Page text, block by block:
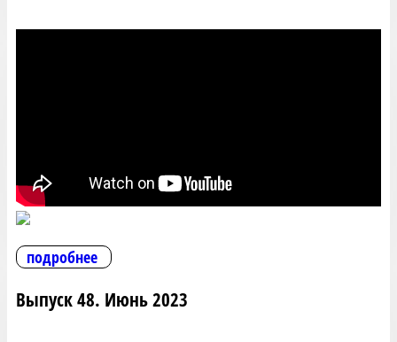
подробнее
Выпуск 48. Июнь 2023